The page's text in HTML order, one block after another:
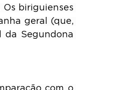
biriguienses
geral (que,
da Segundona